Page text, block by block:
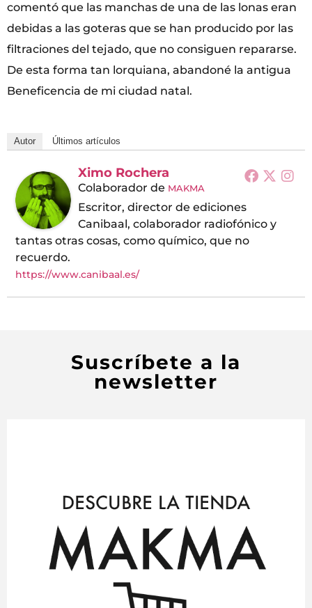
comentó que las manchas de una de las lonas eran
debidas a las goteras que se han producido por las
filtraciones del tejado, que no consiguen repararse.
De esta forma tan lorquiana, abandoné la antigua
Beneficencia de mi ciudad natal.
Autor Últimos artículos
Ximo Rochera
Colaborador de MAKMA
Escritor, director de ediciones
Canibaal, colaborador radiofónico y
tantas otras cosas, como químico, que no
recuerdo.
https://www.canibaal.es/
Suscríbete a la
newsletter